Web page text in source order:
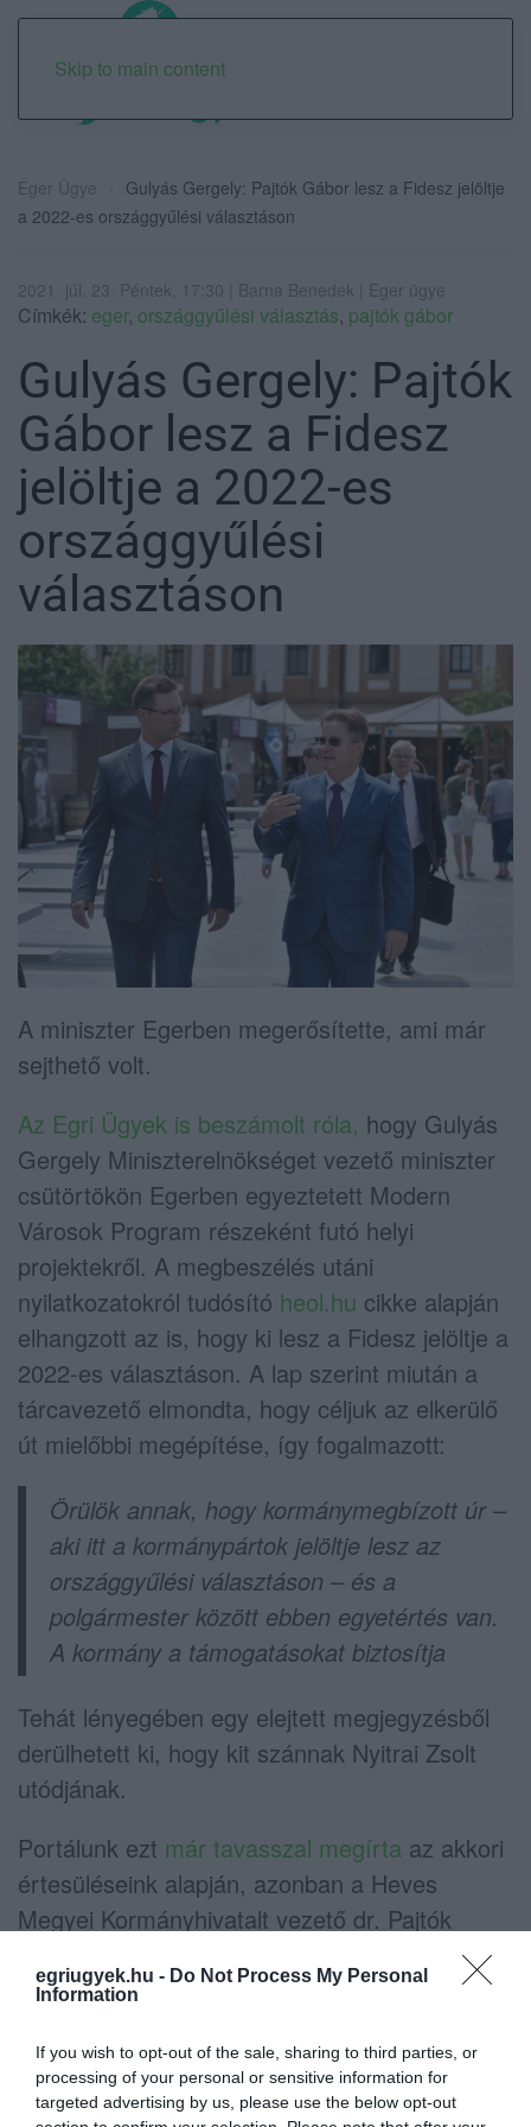
egriugyek.hu - Do Not Process My Personal
Information
If you wish to opt-out of the sale, sharing to third parties, or
processing of your personal or sensitive information for
targeted advertising by us, please use the below opt-out
Skip to main content
Eger Ügye
Gulyás Gergely: Pajtók Gábor lesz a Fidesz jelöltje
a 2022-es országgyűlési választáson
2021. júl. 23. Péntek, 17:30 | Barna Benedek | Eger ügye
Címkék: eger, országgyűlési választás, pajtók gábor
Gulyás Gergely: Pajtók
Gábor lesz a Fidesz
jelöltje a 2022-es
országgyűlési
választáson
A miniszter Egerben megerősítette, ami már
sejthető volt.
Az Egri Ügyek is beszámolt róla, hogy Gulyás
Gergely Miniszterelnökséget vezető miniszter
csütörtökön Egerben egyeztetett Modern
Városok Program részeként futó helyi
projektekről. A megbeszélés utáni
nyilatkozatokról tudósító heol.hu cikke alapján
elhangzott az is, hogy ki lesz a Fidesz jelöltje a
2022-es választáson. A lap szerint miután a
tárcavezető elmondta, hogy céljuk az elkerülő
út mielőbbi megépítése, így fogalmazott:
Örülök annak, hogy kormánymegbízott úr –
aki itt a kormánypártok jelöltje lesz az
országgyűlési választáson – és a
polgármester között ebben egyetértés van.
A kormány a támogatásokat biztosítja
Tehát lényegében egy elejtett megjegyzésből
derülhetett ki, hogy kit szánnak Nyitrai Zsolt
utódjának.
Portálunk ezt már tavasszal megírta az akkori
értesüléseink alapján, azonban a Heves
Megyei Kormányhivatalt vezető dr. Pajtók
Gábor akkor azt nyilatkozta nekünk: nem tud
róla, hogy ő lenne a jelölt. Időközben
választókerület elnökének is, de még akkor
sem jelentették be hivatalosan, hogy ő indul